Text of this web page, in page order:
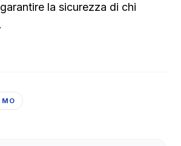
la sicurezza di chi